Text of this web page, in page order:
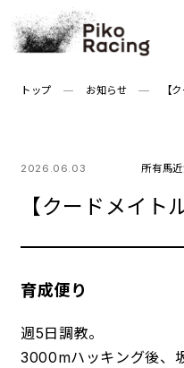
to
content
トップ お知らせ 【
2026.06.03 所有馬
【クードメイ
育成便り
週5日調教。
3000mハッキング後、